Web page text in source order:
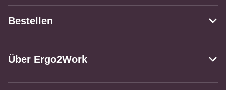
Bestellen
Über Ergo2Work